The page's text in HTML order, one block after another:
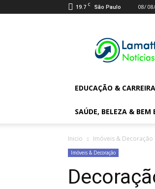
19.7 C São Paulo 08/
Digital
News
EDUCAÇÃO &
SAÚDE, BELEZA & BEM
Inicio Imóveis & Decoração
Imóveis & Decoração